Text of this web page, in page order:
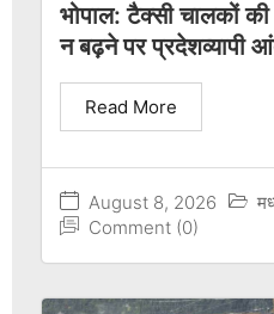
भोपाल: टैक्सी चालकों
न बढ़ने पर प्रदेशव्यापी
August 8, 2026
Comment (0)
Read More